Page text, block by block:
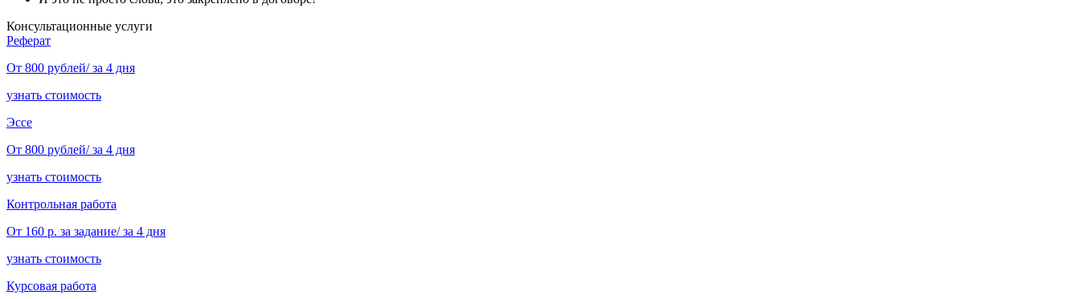
Консультационные услуги
Реферат
От 800 рублей/ за 4 дня
узнать стоимость
Эссе
От 800 рублей/ за 4 дня
узнать стоимость
Контрольная работа
От 160 р. за задание/ за 4 дня
узнать стоимость
Курсовая работа